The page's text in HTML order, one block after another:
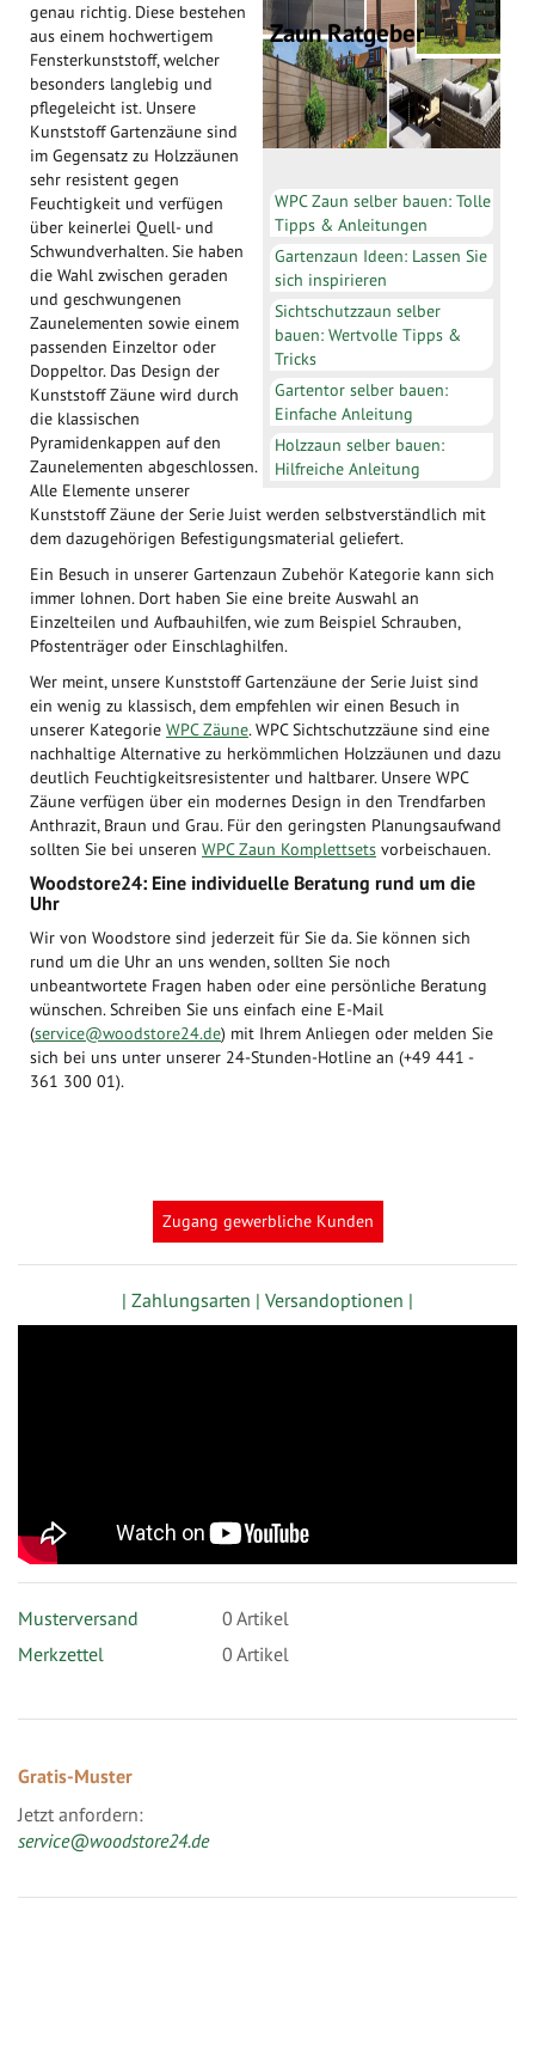
Zaun Ratgeber
WPC Zaun selber bauen: Tolle
Tipps & Anleitungen
Gartenzaun Ideen: Lassen Sie
sich inspirieren
Sichtschutzzaun selber
bauen: Wertvolle Tipps &
Tricks
Gartentor selber bauen:
Einfache Anleitung
Holzzaun selber bauen:
Hilfreiche Anleitung
genau richtig. Diese bestehen
aus einem hochwertigem
Fensterkunststoff, welcher
besonders langlebig und
pflegeleicht ist. Unsere
Kunststoff Gartenzäune sind
im Gegensatz zu Holzzäunen
sehr resistent gegen
Feuchtigkeit und verfügen
über keinerlei Quell- und
Schwundverhalten. Sie haben
die Wahl zwischen geraden
und geschwungenen
Zaunelementen sowie einem
passenden Einzeltor oder
Doppeltor. Das Design der
Kunststoff Zäune wird durch
die klassischen
Pyramidenkappen auf den
Zaunelementen abgeschlossen.
Alle Elemente unserer
Kunststoff Zäune der Serie Juist werden selbstverständlich mit
dem dazugehörigen Befestigungsmaterial geliefert.
Ein Besuch in unserer Gartenzaun Zubehör Kategorie kann sich
immer lohnen. Dort haben Sie eine breite Auswahl an
Einzelteilen und Aufbauhilfen, wie zum Beispiel Schrauben,
Pfostenträger oder Einschlaghilfen.
Wer meint, unsere Kunststoff Gartenzäune der Serie Juist sind
ein wenig zu klassisch, dem empfehlen wir einen Besuch in
unserer Kategorie WPC Zäune. WPC Sichtschutzzäune sind eine
nachhaltige Alternative zu herkömmlichen Holzzäunen und dazu
deutlich Feuchtigkeitsresistenter und haltbarer. Unsere WPC
Zäune verfügen über ein modernes Design in den Trendfarben
Anthrazit, Braun und Grau. Für den geringsten Planungsaufwand
sollten Sie bei unseren WPC Zaun Komplettsets vorbeischauen.
Woodstore24: Eine individuelle Beratung rund um die
Uhr
Wir von Woodstore sind jederzeit für Sie da. Sie können sich
rund um die Uhr an uns wenden, sollten Sie noch
unbeantwortete Fragen haben oder eine persönliche Beratung
wünschen. Schreiben Sie uns einfach eine E-Mail
(service@woodstore24.de) mit Ihrem Anliegen oder melden Sie
sich bei uns unter unserer 24-Stunden-Hotline an (+49 441 -
361 300 01).
Zugang gewerbliche Kunden
| Zahlungsarten | Versandoptionen |
Musterversand 0 Artikel
Merkzettel
0 Artikel
Gratis-Muster
Jetzt anfordern:
service@woodstore24.de